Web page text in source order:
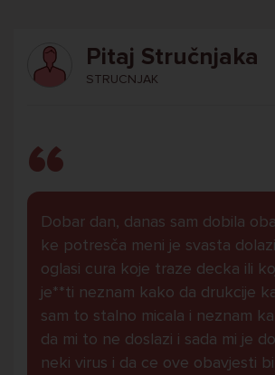
Pitaj Stručnjaka
STRUCNJAK
Dobar dan, danas sam dobila
ke potresča meni je svasta
oglasi cura koje traze decka ili
je**ti neznam kako da drukcije
sam to stalno micala i neznam
da mi to ne doslazi i sada mi je
neki virus i da ce ove obavjesti